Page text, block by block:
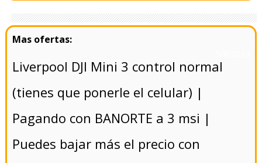
Liverpool DJI Mini 3 control normal
(tienes que ponerle el celular) |
Pagando con BANORTE a 3 msi |
Puedes bajar más el precio con